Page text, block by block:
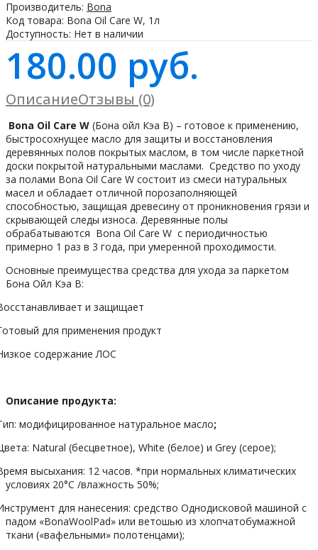
Производитель: Bona
Код товара: Bona Oil Care W, 1л
Доступность: Нет в наличии
180.00 руб.
ОписаниеОтзывы (0)
Bona Oil Care W (Бона ойл Кэа В) – готовое к применению,
быстросохнущее масло для защиты и восстановления
деревянных полов покрытых маслом, в том числе паркетной
доски покрытой натуральными маслами. Средство по уходу
за полами Bona Oil Care W состоит из смеси натуральных
масел и обладает отличной порозаполняющей
способностью, защищая древесину от проникновения грязи и
скрывающей следы износа. Деревянные полы
обрабатываются Bona Oil Care W с периодичностью
примерно 1 раз в 3 года, при умеренной проходимости.
Основные преимущества средства для ухода за паркетом
Бона Ойл Кэа В:
и защищает
для применения продукт
содержание ЛОС
Описание продукта:
модифицированное натуральное масло;
Natural (бесцветное), White (белое) и Grey (серое);
высыхания: 12 часов. *при нормальных климатических
условиях 20°C /влажность 50%;
для нанесения: средство Однодисковой машиной с
падом «BonaWoolPad» или ветошью из хлопчатобумажной
ткани («вафельными» полотенцами);